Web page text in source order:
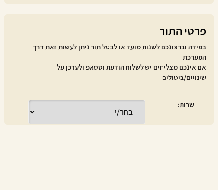
פרטי התור
במידה וברצונכם לשנות מועד או לבטל תור ניתן לעשות זאת דרך
המערכת
אם אינכם מצליחים יש לשלוח הודעת וטסאפ ולעדכן על
שינויים/ביטולים
שרות: